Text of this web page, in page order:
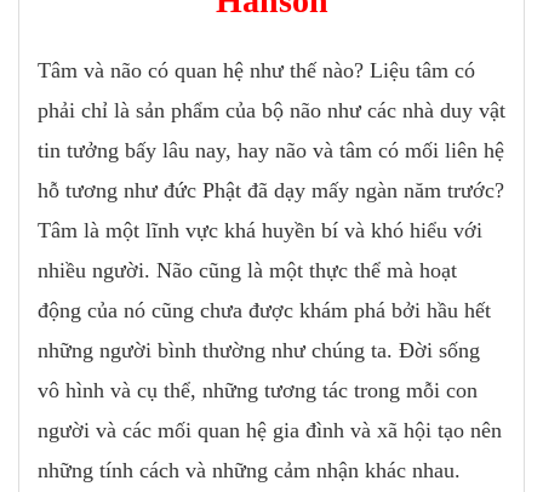
Tâm và não có quan hệ như thế nào? Liệu tâm có
phải chỉ là sản phẩm của bộ não như các nhà duy vật
tin tưởng bấy lâu nay, hay não và tâm có mối liên hệ
hỗ tương như đức Phật đã dạy mấy ngàn năm trước?
Tâm là một lĩnh vực khá huyền bí và khó hiểu với
nhiều người. Não cũng là một thực thể mà hoạt
động của nó cũng chưa được khám phá bởi hầu hết
những người bình thường như chúng ta. Đời sống
vô hình và cụ thể, những tương tác trong mỗi con
người và các mối quan hệ gia đình và xã hội tạo nên
những tính cách và những cảm nhận khác nhau.